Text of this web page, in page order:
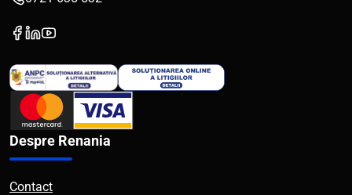
Despre Renania
Contact